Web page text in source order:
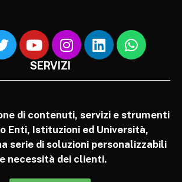
SERVIZI
di contenuti, servizi e strumenti
Enti, Istituzioni ed Università,
serie di soluzioni personalizzabili
necessità dei clienti.